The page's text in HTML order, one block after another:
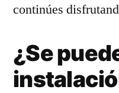
continúes
¿Se